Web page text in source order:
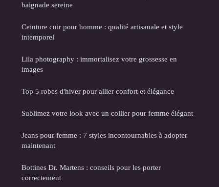
baignade sereine
Ceinture cuir pour homme : qualité artisanale et style
intemporel
Lila photography : immortalisez votre grossesse en
images
Top 5 robes d'hiver pour allier confort et élégance
Sublimez votre look avec un collier pour femme élégant
Jeans pour femme : 7 styles incontournables à adopter
maintenant
Bottines Dr. Martens : conseils pour les porter
correctement